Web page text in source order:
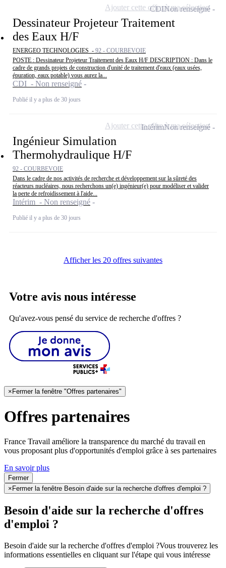
Dessinateur Projeteur Traitement
des Eaux H/F
ENERGEO TECHNOLOGIES - 92 - COURBEVOIE
POSTE : Dessinateur Projeteur Traitement des Eaux H/F DESCRIPTION : Dans le
cadre de grands projets de construction d'unité de traitement d'eaux (eaux usées,
épuration, eaux potable) vous aurez la...
CDI - Non renseigné
Publié il y a plus de 30 jours
CDINon renseigné
Ajouter cette offre à ma sélection
Ingénieur Simulation
Thermohydraulique H/F
92 - COURBEVOIE
Dans le cadre de nos activités de recherche et développement sur la sûreté des
réacteurs nucléaires, nous recherchons un(e) ingénieur(e) pour modéliser et valider
la perte de refroidissement à l'aide...
Intérim - Non renseigné
Publié il y a plus de 30 jours
IntérimNon renseigné
Ajouter cette offre à ma sélection
Afficher les 20 offres suivantes
Votre avis nous intéresse
Qu'avez-vous pensé du service de recherche d'offres ?
× Fermer la fenêtre "Offres partenaires"
Offres partenaires
France Travail améliore la transparence du marché du travail en
vous proposant plus d'opportunités d'emploi grâce à ses partenaires
En savoir plus
Fermer
× Fermer la fenêtre Besoin d'aide sur la recherche d'offres d'emploi ?
Besoin d'aide sur la recherche d'offres
d'emploi ?
Besoin d'aide sur la recherche d'offres d'emploi ?Vous trouverez les
informations essentielles en cliquant sur l'étape qui vous intéresse